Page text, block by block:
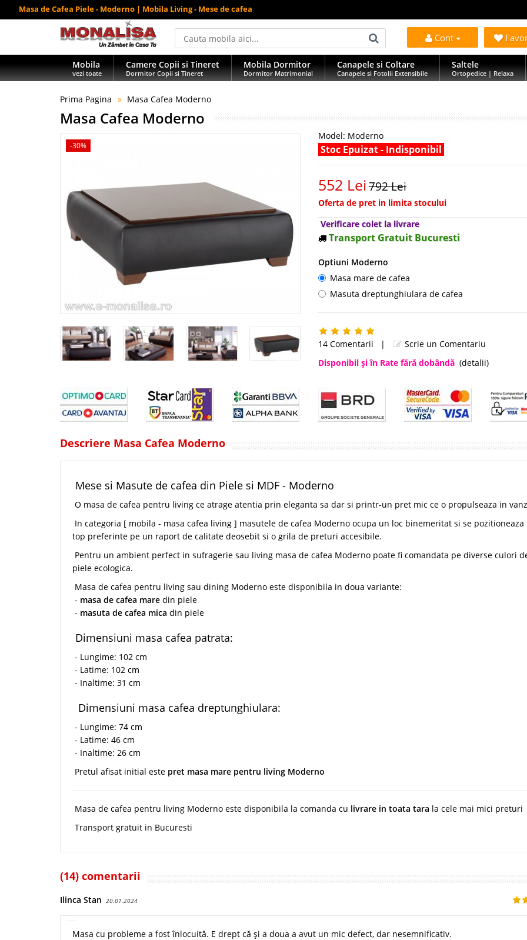
Masa de Cafea Piele - Moderno | Mobila Living - Mese de cafea
Cont
Mobila
vezi toate
Camere Copii si Tineret
Dormitor Copii si Tineret
Mobila Dormitor
Dormitor Matrimonial
Canapele si Coltare
Canapele si Fotolii Extensibile
Saltele
Ortopedice | Relaxa
Prima Pagina Masa Cafea Moderno
Masa Cafea Moderno
-30%
Model: Moderno
Stoc Epuizat - Indisponibil
552 Lei792 Lei
Oferta de pret in limita stocului
Verificare colet la livrare
Transport Gratuit Bucuresti
Optiuni Moderno
Masa mare de cafea
Masuta dreptunghiulara de cafea
14 Comentarii |
Scrie un Comentariu
Disponibil şi în Rate fără dobândă (detalii)
Descriere Masa Cafea Moderno
Mese si Masute de cafea din Piele si MDF - Moderno
O masa de cafea pentru living ce atrage atentia prin eleganta sa dar si printr-un pret mic ce o propulseaza in
In categoria [ mobila - masa cafea living ] masutele de cafea Moderno ocupa un loc binemeritat si se pozitioneaza
top preferinte pe un raport de calitate deosebit si o grila de preturi accesibile.
Pentru un ambient perfect in sufragerie sau living masa de cafea Moderno poate fi comandata pe diverse culori
piele ecologica.
Masa de cafea pentru living sau dining Moderno este disponibila in doua variante:
- masa de cafea mare din piele
- masuta de cafea mica din piele
Dimensiuni masa cafea patrata:
- Lungime: 102 cm
- Latime: 102 cm
- Inaltime: 31 cm
Dimensiuni masa cafea dreptunghiulara:
- Lungime: 74 cm
- Latime: 46 cm
- Inaltime: 26 cm
Pretul afisat initial este pret masa mare pentru living Moderno
Masa de cafea pentru living Moderno este disponibila la comanda cu livrare in toata tara la cele mai mici preturi
Transport gratuit in Bucuresti
(14) comentarii
Ilinca Stan 20.01.2024
Masa cu probleme a fost înlocuită. E drept că și a doua a avut un mic defect, dar nesemnificativ.